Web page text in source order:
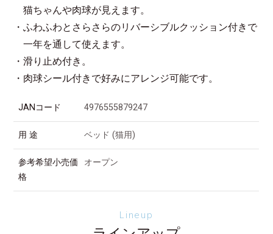
猫ちゃんや肉球が見えます。
・ふわふわとさらさらのリバーシブルクッション付きで
一年を通して使えます。
・滑り止め付き。
・肉球シール付きで好みにアレンジ可能です。
JANコード 4976555879247
用 途 ベッド (猫用)
参考希望小売価
格
オープン
Lineup